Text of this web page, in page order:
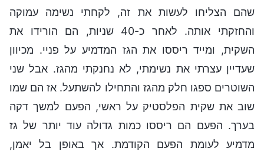
שהם הצליחו לעשות את זה, לקחתי נשימה עמוקה
והחזקתי אותה. לאחר כ-40 שניות, הם הורידו את
השקית, ומייד ריססו את הגז המדמיע על פניי. מכיוון
שעדיין עצרתי את נשימתי, לא נחנקתי מהגז. אבל שני
השוטרים ספגו חלק מהגז והתחילו להשתעל. אז הם שמו
שוב את שקית הפלסטיק על ראשי, הפעם למשך דקה
בערך. הפעם הם ריססו כמות גדולה עוד יותר של גז
מדמיע לעומת הפעם הקודמת. אך באופן בל יאמן,